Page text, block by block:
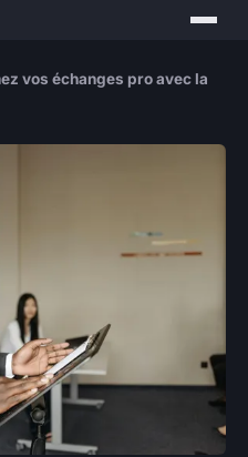
vos échanges pro avec la